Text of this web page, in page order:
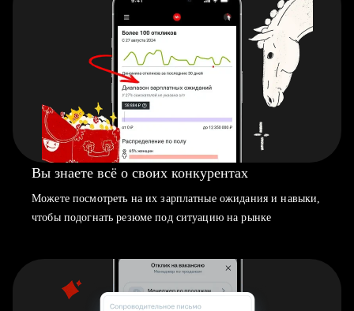
Вы знаете всё о своих конкурентах
Можете посмотреть на их зарплатные ожидания и навыки,
чтобы подогнать резюме под ситуацию на рынке